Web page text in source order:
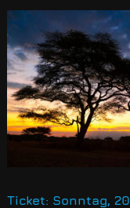
Ticket: Sonntag,